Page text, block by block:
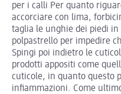
per i calli Per quanto
accorciare con lima,
taglia le unghie dei piedi
polpastrello per impedire
Spingi poi indietro le
prodotti appositi come
cuticole, in quanto questo
infiammazioni. Come